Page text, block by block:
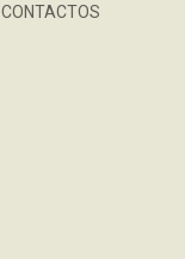
CONTACTOS